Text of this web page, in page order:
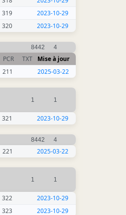
319
2023-10-29
320 2023-10-29
8442 4
PCR TXT
Mise à jour
211 2025-03-22
1 1
321 2023-10-29
8442 4
221 2025-03-22
1 1
322
2023-10-29
323 2023-10-29